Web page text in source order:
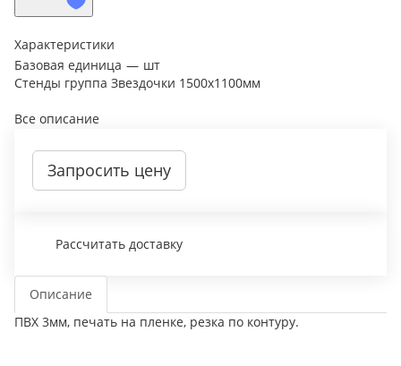
Характеристики
Базовая единица — шт
Стенды группа Звездочки 1500х1100мм
Все описание
Запросить цену
Рассчитать доставку
Описание
ПВХ 3мм, печать на пленке, резка по контуру.